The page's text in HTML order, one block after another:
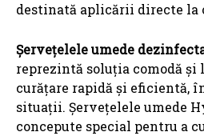
destinată aplicării directe la
Șervețelele umede
reprezintă soluția comodă și
curățare rapidă și eficientă,
situații. Șervețelele umede
concepute special pentru a